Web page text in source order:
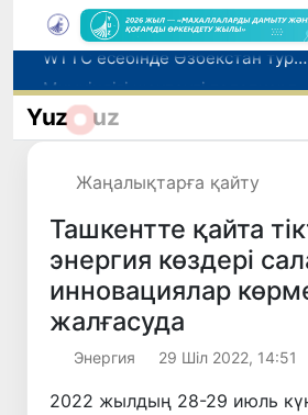
Мүмкіндігі шектеулі талапкерлерге қабылдау емтихандарында қосымша уақыт беріледі
Беларусьтен Өзбекстанға екінші
Yuz uz
Жаңалықтарға қайту
Ташкентте қайта
энергия көздері
инновациялар
жалғасуда
Энергия 29 Шіл 2022, 14:51
2022 жылдың 28-29 июль